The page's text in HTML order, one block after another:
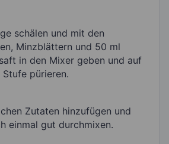
schälen und mit den
Minzblättern und 50 ml
in den Mixer geben und auf
pürieren.
Zutaten hinzufügen und
einmal gut durchmixen.